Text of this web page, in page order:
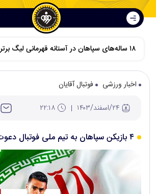
اخبار ورزشی
فوتبال آقایان